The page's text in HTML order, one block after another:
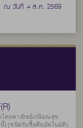
ณ วันที่ 4 ส.ค. 2569
ไทยพาณิชย์เกษียณสุข
นี้) (ชนิดรับซื้อคืนอัตโนมัติ)